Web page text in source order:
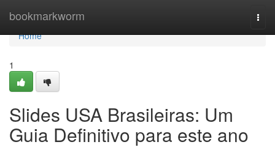
bookmarkworm
Home
Home
1
Slides USA Brasileiras: Um
Guia Definitivo para este ano